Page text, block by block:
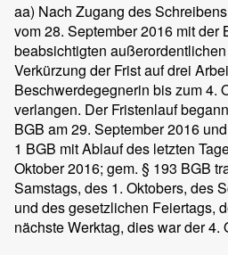
aa) Nach Zugang des
vom 28. September 2016 mit der
beabsichtigten
Verkürzung der Frist auf drei
Beschwerdegegnerin bis zum 4.
verlangen. Der Fristenlauf
BGB am 29. September 2016
1 BGB mit Ablauf des letzten
Oktober 2016; gem. § 193 BGB
Samstags, des 1. Oktobers, des
und des gesetzlichen Feiertags,
nächste Werktag, dies war der 4.